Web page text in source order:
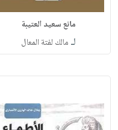
مانع سعيد العتيبة
لـ مالك لفتة المعال